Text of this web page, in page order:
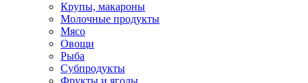
Крупы, макароны
Молочные продукты
Мясо
Овощи
Рыба
Субпродукты
Фрукты и ягоды